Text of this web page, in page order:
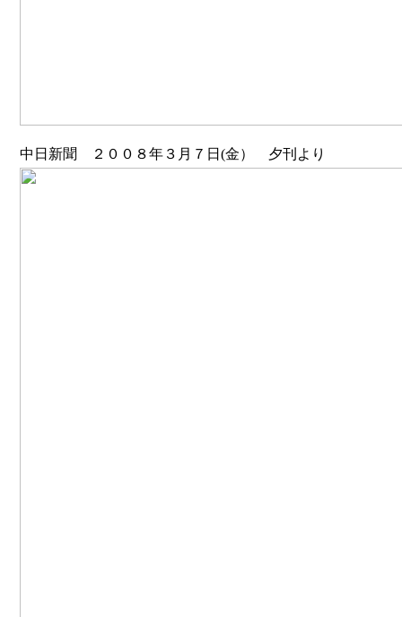
中日新聞 ２００８年３月７日(金） 夕刊より